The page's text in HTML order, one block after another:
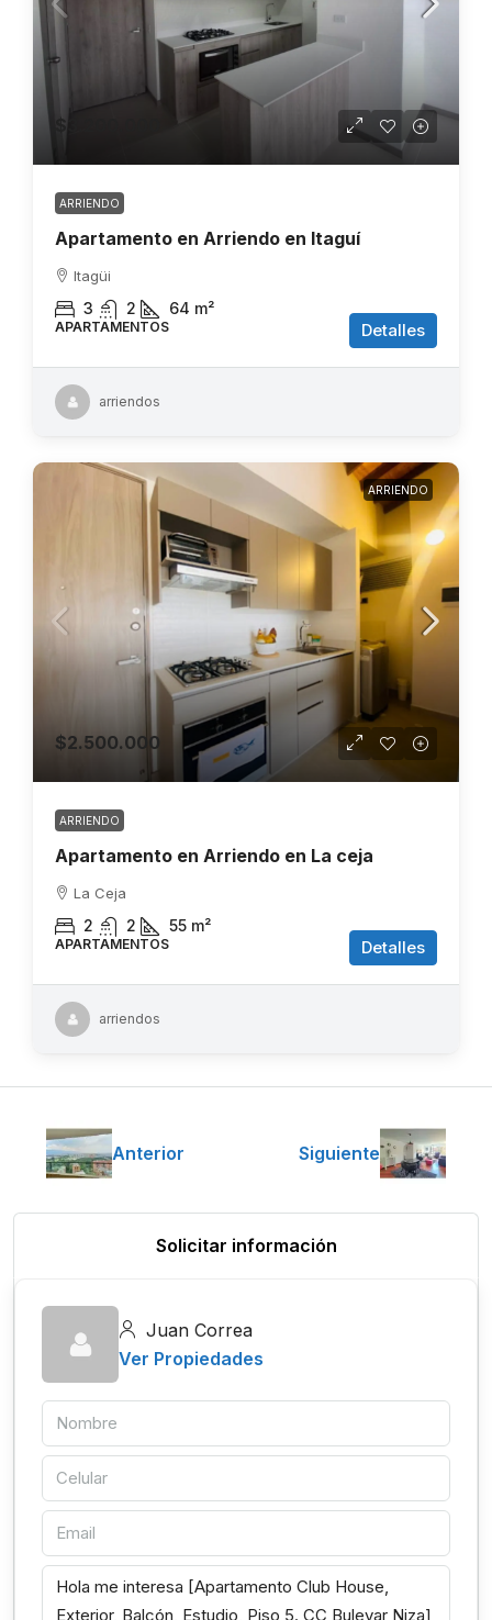
$3.200.000
ARRIENDO
Apartamento en Arriendo en Itaguí
Itagüi
3 2 64 m²
APARTAMENTOS Detalles
arriendos
ARRIENDO
$2.500.000
ARRIENDO
Apartamento en Arriendo en La ceja
La Ceja
2 2 55 m²
APARTAMENTOS Detalles
arriendos
Anterior Siguiente
Solicitar información
Juan Correa
Ver Propiedades